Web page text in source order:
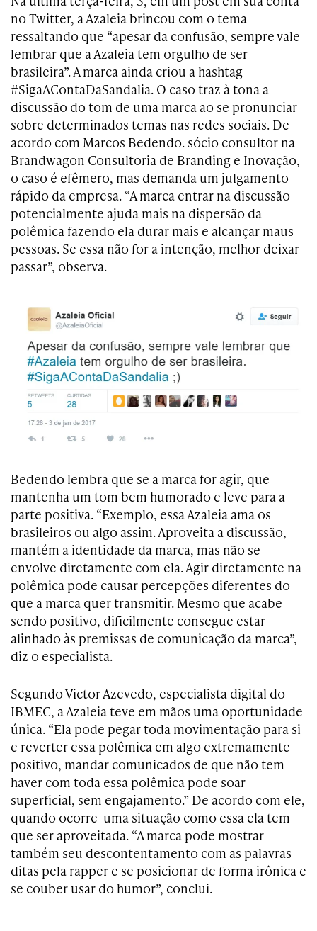
no Twitter, a Azaleia brincou com o tema
ressaltando que “apesar da confusão, sempre vale
lembrar que a Azaleia tem orgulho de ser
brasileira”. A marca ainda criou a hashtag
#SigaAContaDaSandalia. O caso traz à tona a
discussão do tom de uma marca ao se pronunciar
sobre determinados temas nas redes sociais. De
acordo com Marcos Bedendo. sócio consultor na
Brandwagon Consultoria de Branding e Inovação,
o caso é efêmero, mas demanda um julgamento
rápido da empresa. “A marca entrar na discussão
potencialmente ajuda mais na dispersão da
polêmica fazendo ela durar mais e alcançar maus
pessoas. Se essa não for a intenção, melhor deixar
passar”, observa.
Bedendo lembra que se a marca for agir, que
mantenha um tom bem humorado e leve para a
parte positiva. “Exemplo, essa Azaleia ama os
brasileiros ou algo assim. Aproveita a discussão,
mantém a identidade da marca, mas não se
envolve diretamente com ela. Agir diretamente na
polêmica pode causar percepções diferentes do
que a marca quer transmitir. Mesmo que acabe
sendo positivo, dificilmente consegue estar
alinhado às premissas de comunicação da marca”,
diz o especialista.
Segundo Victor Azevedo, especialista digital do
IBMEC, a Azaleia teve em mãos uma oportunidade
única. “Ela pode pegar toda movimentação para si
e reverter essa polêmica em algo extremamente
positivo, mandar comunicados de que não tem
haver com toda essa polêmica pode soar
superficial, sem engajamento.” De acordo com ele,
quando ocorre uma situação como essa ela tem
que ser aproveitada. “A marca pode mostrar
também seu descontentamento com as palavras
ditas pela rapper e se posicionar de forma irônica e
se couber usar do humor”, conclui.